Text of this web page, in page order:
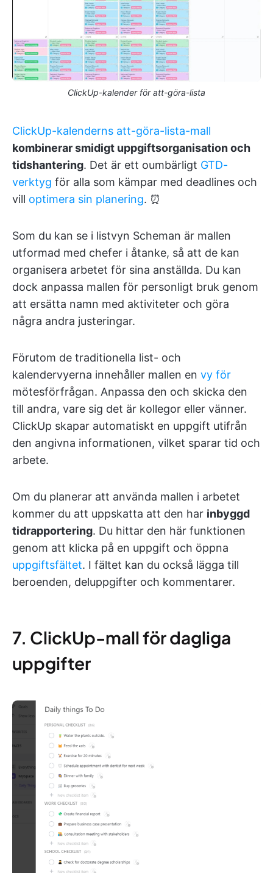
ClickUp-kalender för att-göra-lista
ClickUp-kalenderns att-göra-lista-mall
kombinerar smidigt uppgiftsorganisation och
tidshantering. Det är ett oumbärligt GTD-
verktyg för alla som kämpar med deadlines och
vill optimera sin planering. ⏰
Som du kan se i listvyn Scheman är mallen
utformad med chefer i åtanke, så att de kan
organisera arbetet för sina anställda. Du kan
dock anpassa mallen för personligt bruk genom
att ersätta namn med aktiviteter och göra
några andra justeringar.
Förutom de traditionella list- och
kalendervyerna innehåller mallen en vy för
mötesförfrågan. Anpassa den och skicka den
till andra, vare sig det är kollegor eller vänner.
ClickUp skapar automatiskt en uppgift utifrån
den angivna informationen, vilket sparar tid och
arbete.
Om du planerar att använda mallen i arbetet
kommer du att uppskatta att den har inbyggd
tidrapportering. Du hittar den här funktionen
genom att klicka på en uppgift och öppna
uppgiftsfältet. I fältet kan du också lägga till
beroenden, deluppgifter och kommentarer.
7. ClickUp-mall för dagliga
uppgifter